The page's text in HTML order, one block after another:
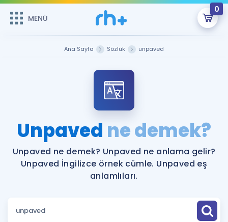
MENÜ
0
ÜYE DEĞİLİM
Sepetin Şu An Boş.
Remzi Hoca ile seni sınava hazırlayacak onlarca eğitim seni
bekliyor!
MENÜ
Katılımcı Görüşleri
Faydalı Araçlar
Sözlük
Hakkımızda
Ana Sayfa Sözlük unpaved
Unpaved ne demek?
Unpaved ne demek? Unpaved ne anlama gelir?
Unpaved İngilizce örnek cümle. Unpaved eş
anlamlıları.